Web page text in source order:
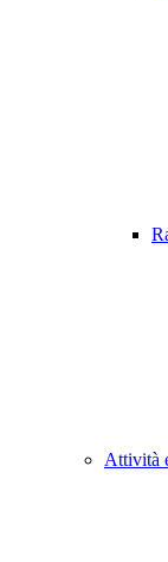
Attività